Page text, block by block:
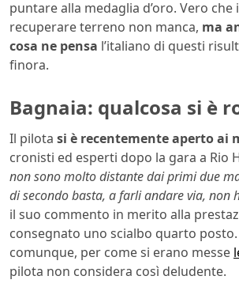
puntare alla medaglia d’oro. Vero
recuperare terreno non manca, ma
cosa ne pensa l’italiano di questi
finora.
Bagnaia: qualcosa si è
Il pilota si è recentemente aperto ai
cronisti ed esperti dopo la gara a Rio
non sono molto distante dai primi due
di secondo basta, a farli andare via, non
il suo commento in merito alla
consegnato uno scialbo quarto
comunque, per come si erano messe
pilota non considera così deludente.